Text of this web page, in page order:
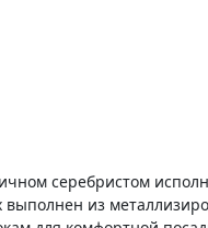
серебристом
из